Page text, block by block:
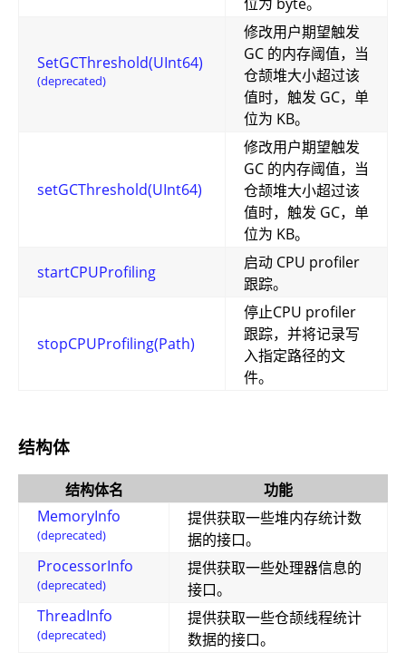
SetGCThreshold(UInt64)
(deprecated)
修改用户期望触发
GC 的内存阈值，当
仓颉堆大小超过该
值时，触发 GC，单
位为 KB。
setGCThreshold(UInt64)
修改用户期望触发
GC 的内存阈值，当
仓颉堆大小超过该
值时，触发 GC，单
位为 KB。
startCPUProfiling
启动 CPU profiler
跟踪。
stopCPUProfiling(Path)
停止CPU profiler
跟踪，并将记录写
入指定路径的文
件。
结构体
结构体名
功能
MemoryInfo
(deprecated)
提供获取一些堆内存统计数
据的接口。
ProcessorInfo
(deprecated)
提供获取一些处理器信息的
接口。
ThreadInfo
(deprecated)
提供获取一些仓颉线程统计
数据的接口。